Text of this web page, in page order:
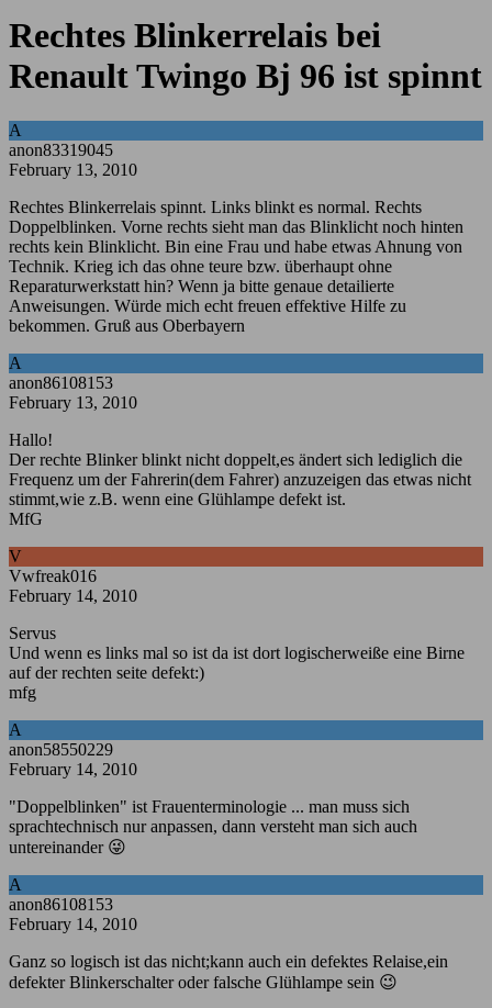
Rechtes Blinkerrelais bei
Renault Twingo Bj 96 ist spinnt
A
anon83319045
February 13, 2010
Rechtes Blinkerrelais spinnt. Links blinkt es normal. Rechts
Doppelblinken. Vorne rechts sieht man das Blinklicht noch hinten
rechts kein Blinklicht. Bin eine Frau und habe etwas Ahnung von
Technik. Krieg ich das ohne teure bzw. überhaupt ohne
Reparaturwerkstatt hin? Wenn ja bitte genaue detailierte
Anweisungen. Würde mich echt freuen effektive Hilfe zu
bekommen. Gruß aus Oberbayern
A
anon86108153
February 13, 2010
Hallo!
Der rechte Blinker blinkt nicht doppelt,es ändert sich lediglich die
Frequenz um der Fahrerin(dem Fahrer) anzuzeigen das etwas nicht
stimmt,wie z.B. wenn eine Glühlampe defekt ist.
MfG
V
Vwfreak016
February 14, 2010
Servus
Und wenn es links mal so ist da ist dort logischerweiße eine Birne
auf der rechten seite defekt:)
mfg
A
anon58550229
February 14, 2010
"Doppelblinken" ist Frauenterminologie ... man muss sich
sprachtechnisch nur anpassen, dann versteht man sich auch
untereinander 😜
A
anon86108153
February 14, 2010
Ganz so logisch ist das nicht;kann auch ein defektes Relaise,ein
defekter Blinkerschalter oder falsche Glühlampe sein 😉